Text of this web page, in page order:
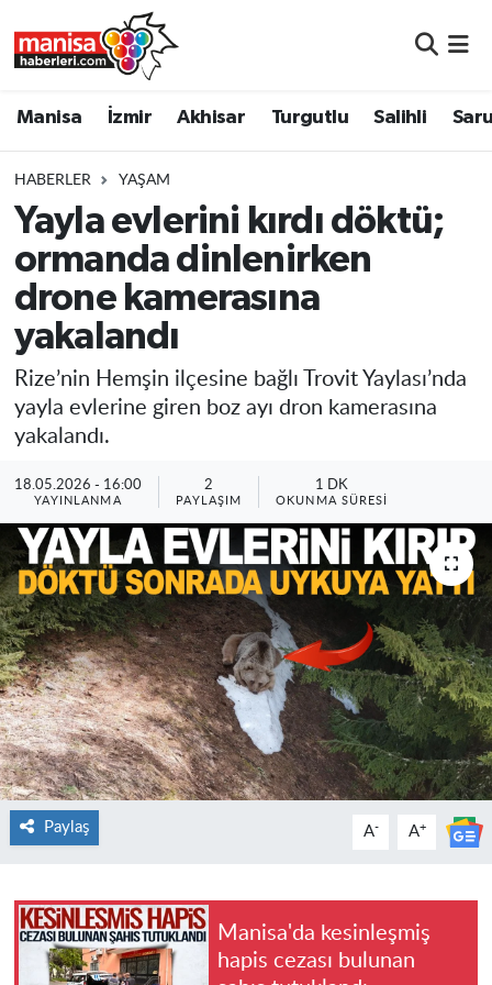
Manisa İzmir Akhisar Turgutlu Salihli
HABERLER YAŞAM
Yayla evlerini kırdı döktü;
ormanda dinlenirken
drone kamerasına
yakalandı
Rize’nin Hemşin ilçesine bağlı Trovit Yaylası’nda
yayla evlerine giren boz ayı dron kamerasına
yakalandı.
18.05.2026 - 16:00
YAYINLANMA
2
PAYLAŞIM
1 DK
OKUNMA SÜRESI
Paylaş A- A+
Manisa'da kesinleşmiş
hapis cezası bulunan
Turgutlu
Salihli
Soma
Resmi İlanlar
Manisa Nöbetçi Eczaneler
Manisa Trafik Yoğunluk Haritası
Süper Lig Puan Durumu ve Fikstür
Son Dakika Haberleri
Haber Arşivi